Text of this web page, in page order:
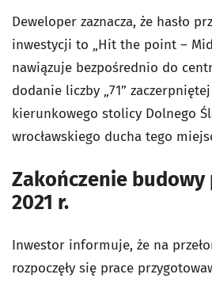
Deweloper zaznacza, że hasło
inwestycji to „Hit the point –
nawiązuje bezpośrednio do
dodanie liczby „71”
kierunkowego stolicy Dolnego
wrocławskiego ducha tego
Zakończenie
2021 r.
Inwestor informuje, że na
rozpoczęły się prace